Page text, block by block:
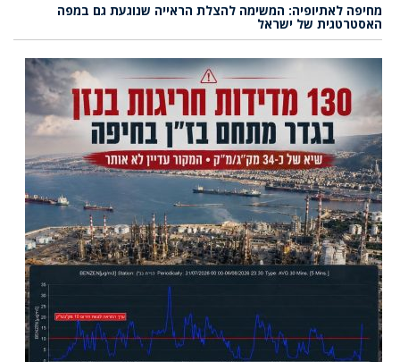
מחיפה לאתיופיה: המשימה להצלת הראייה שנוגעת גם במפה
האסטרטגית של ישראל